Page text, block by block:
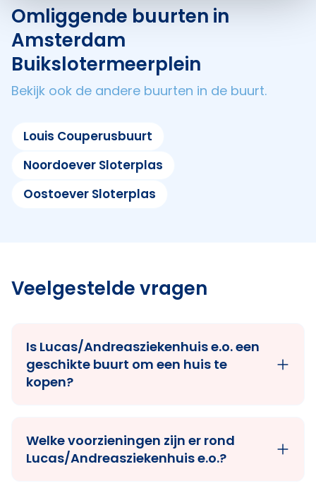
Omliggende buurten in
Amsterdam
Buikslotermeerplein
Bekijk ook de andere buurten in de buurt.
Louis Couperusbuurt
Noordoever Sloterplas
Oostoever Sloterplas
Veelgestelde vragen
Is Lucas/Andreasziekenhuis e.o. een
geschikte buurt om een huis te
kopen?
Welke voorzieningen zijn er rond
Lucas/Andreasziekenhuis e.o.?